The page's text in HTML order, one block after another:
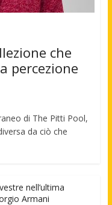
che
percezione
di The Pitti Pool,
da ciò che
nell’ultima
Armani